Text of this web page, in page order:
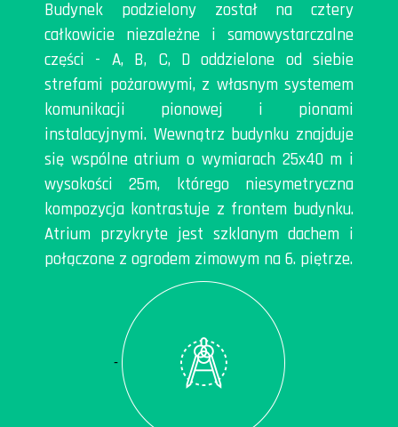
Budynek podzielony został na cztery
całkowicie niezależne i samowystarczalne
części - A, B, C, D oddzielone od siebie
strefami pożarowymi, z własnym systemem
komunikacji pionowej i pionami
instalacyjnymi. Wewnątrz budynku znajduje
się wspólne atrium o wymiarach 25x40 m i
wysokości 25m, którego niesymetryczna
kompozycja kontrastuje z frontem budynku.
Atrium przykryte jest szklanym dachem i
połączone z ogrodem zimowym na 6. piętrze.
-